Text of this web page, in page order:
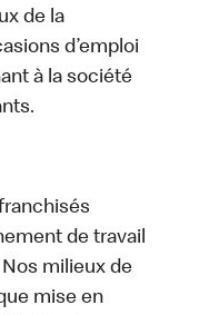
de la
d’emploi
à la société
de travail
milieux de
mise en